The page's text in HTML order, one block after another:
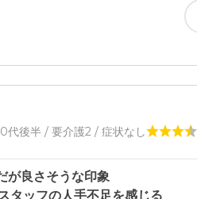
ついては介護、医療体制の簡単な説
クセスについて
代後半 / 要介護2 / 症状なし
が良さそうな印象
タッフの人手不足を感じる